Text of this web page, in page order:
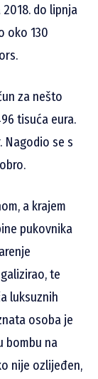
do lipnja
oko 130
za nešto
tisuća eura.
Nagodio se s
a krajem
pukovnika
te
luksuznih
osoba je
bombu na
nije ozlijeđen,